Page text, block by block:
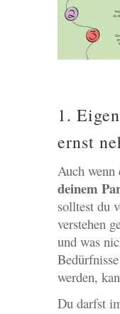
1.
ernst
Auch
deinem
solltest du
verstehen
und was
werden,
Du darfst